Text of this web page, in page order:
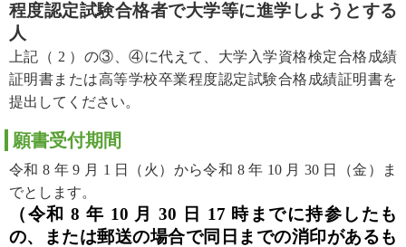
程度認定試験合格者で大学等に進学しようとする
人
上記（ 2 ）の③、④に代えて、大学入学資格検定合格成績
証明書または高等学校卒業程度認定試験合格成績証明書を
提出してください。
願書受付期間
令和 8 年 9 月 1 日（火）から令和 8 年 10 月 30 日（金）ま
でとします。
（令和 8 年 10 月 30 日 17 時までに持参したも
の、または郵送の場合で同日までの消印があるも